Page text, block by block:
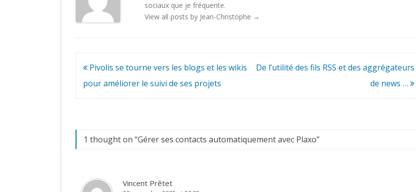
sociaux que je fréquente.
View all posts by Jean-Christophe →
Navigation
de
Pivolis se tourne vers les blogs et les wikis
pour améliorer le suivi de ses projets
De l’utilité des fils RSS et des aggrégateurs
de news …
1 thought on “Gérer ses contacts automatiquement avec Plaxo”
Vincent Prêtet